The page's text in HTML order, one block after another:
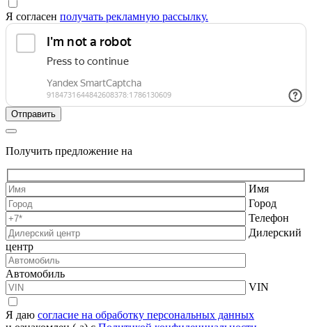
Я согласен получать рекламную рассылку.
Получить предложение на
Имя
Город
Телефон
Дилерский
центр
Автомобиль
VIN
Я даю согласие на обработку персональных данных